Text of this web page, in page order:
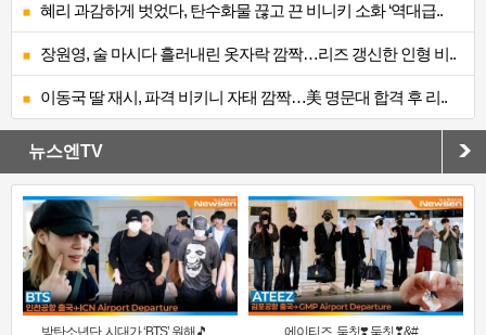
혜리 과감하게 벗었다, 탄수화물 끊고 끈 비니키 소화 ‘역대급..
장원영, 술 마시다 흘러내린 옷자락 깜짝…리즈 갱신한 인형 비..
이동국 딸 재시, 파격 비키니 자태 깜짝…美 명문대 합격 후 리..
뉴스엔TV